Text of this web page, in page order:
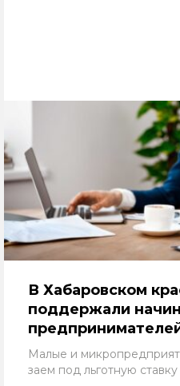
В Хабаровском
поддержали
Малые и
заем под льготную ставку